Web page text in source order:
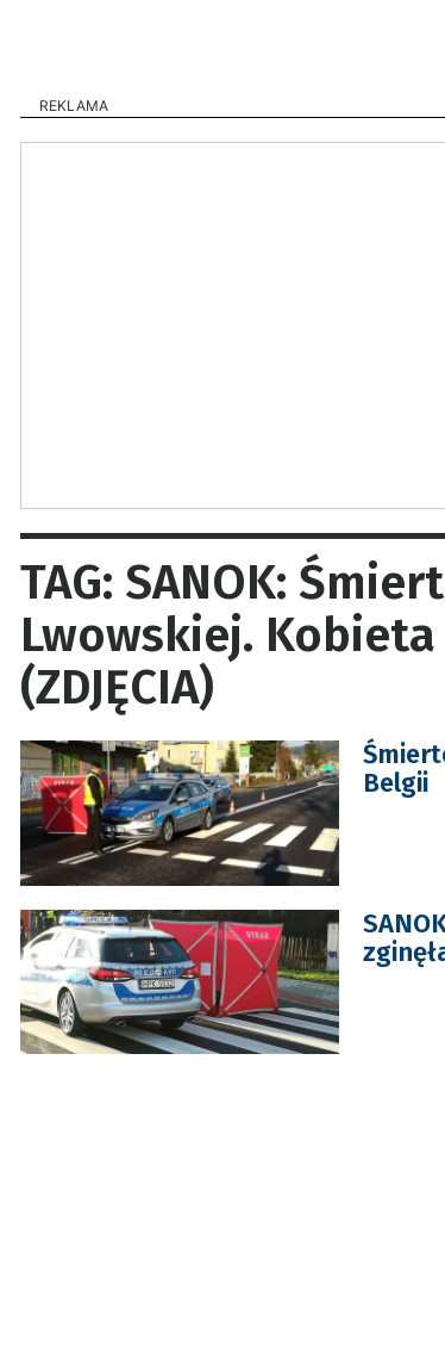
REKLAMA
TAG: SANOK:
Lwowskiej.
(ZDJĘCIA)
Belgii